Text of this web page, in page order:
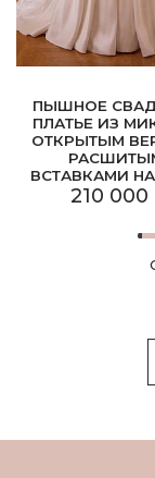
ПЫШНОЕ
ПЛАТЬЕ ИЗ
ОТКРЫТЫМ
ВСТАВКАМИ
210 000